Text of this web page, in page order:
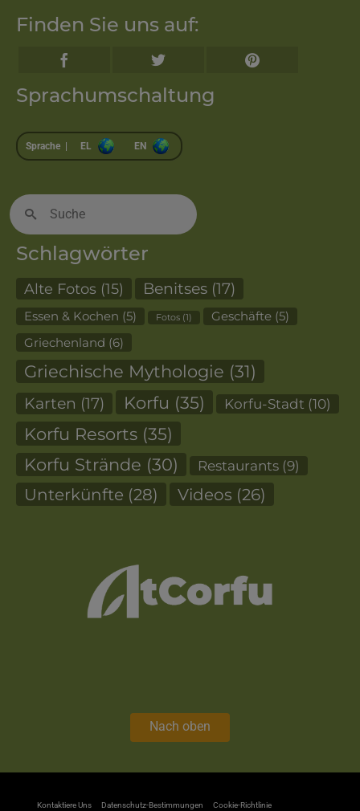
Finden Sie uns auf:
Sprachumschaltung
Sprache | EL EN
Suche
nach:
Schlagwörter
Alte Fotos (15) Benitses (17)
Essen & Kochen (5) Fotos (1) Geschäfte (5)
Griechenland (6)
Griechische Mythologie (31)
Karten (17) Korfu (35) Korfu-Stadt (10)
Korfu Resorts (35)
Korfu Strände (30) Restaurants (9)
Unterkünfte (28) Videos (26)
Nach oben
Kontaktiere Uns Datenschutz-Bestimmungen Cookie-Richtlinie